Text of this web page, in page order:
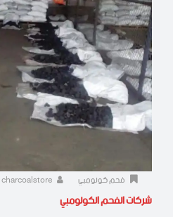
فحم كولومبي
شركات الفحم الكولومبي